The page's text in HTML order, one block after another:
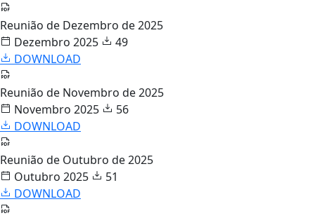
Reunião de Dezembro de 2025
Dezembro 2025
49
DOWNLOAD
Reunião de Novembro de 2025
Novembro 2025
56
DOWNLOAD
Reunião de Outubro de 2025
Outubro 2025
51
DOWNLOAD